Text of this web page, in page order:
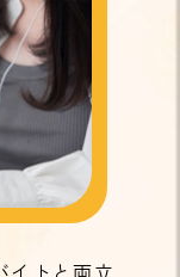
イトと両立